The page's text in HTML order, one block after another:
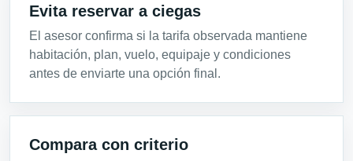
Evita reservar a ciegas
El asesor confirma si la tarifa observada mantiene
habitación, plan, vuelo, equipaje y condiciones
antes de enviarte una opción final.
Compara con criterio